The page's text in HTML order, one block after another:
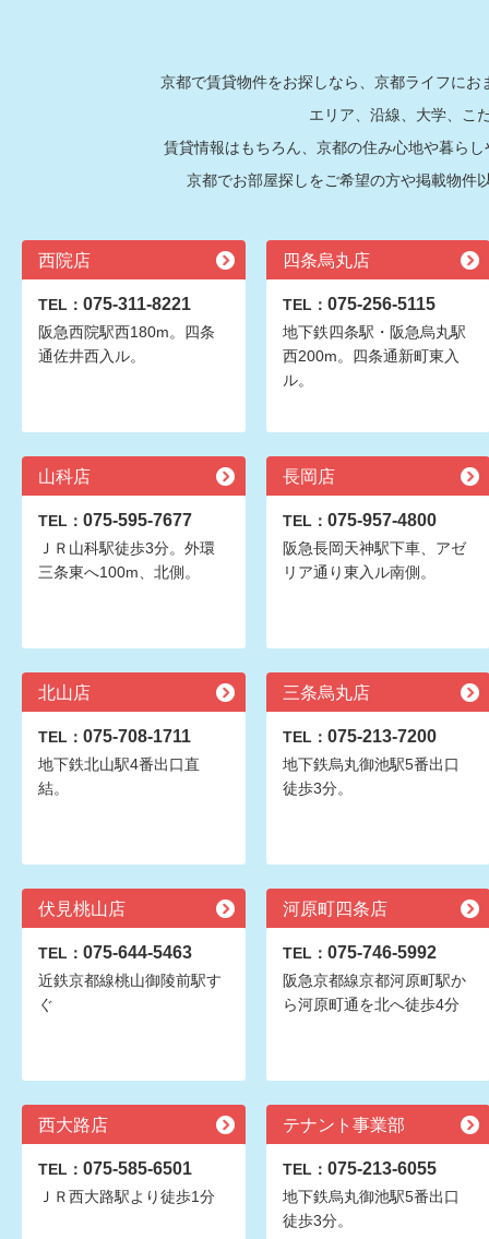
京都で賃貸物件をお探しなら、京都ライフに
エリア、沿線、大学、こ
賃貸情報はもちろん、京都の住み心地や暮ら
京都でお部屋探しをご希望の方や掲載物件
西院店
TEL： 075-311-8221
阪急西院駅西180m。四条
通佐井西入ル。
四条烏丸店
TEL： 075-256-5115
地下鉄四条駅・阪急烏丸駅
西200m。四条通新町東入
ル。
山科店
TEL： 075-595-7677
ＪＲ山科駅徒歩3分。外環
三条東へ100m、北側。
長岡店
TEL： 075-957-4800
阪急長岡天神駅下車、アゼ
リア通り東入ル南側。
北山店
TEL： 075-708-1711
地下鉄北山駅4番出口直
結。
三条烏丸店
TEL： 075-213-7200
地下鉄烏丸御池駅5番出口
徒歩3分。
伏見桃山店
TEL： 075-644-5463
近鉄京都線桃山御陵前駅す
ぐ
河原町四条店
TEL： 075-746-5992
阪急京都線京都河原町駅か
ら河原町通を北へ徒歩4分
西大路店
TEL： 075-585-6501
ＪＲ西大路駅より徒歩1分
テナント事業部
TEL： 075-213-6055
地下鉄烏丸御池駅5番出口
徒歩3分。